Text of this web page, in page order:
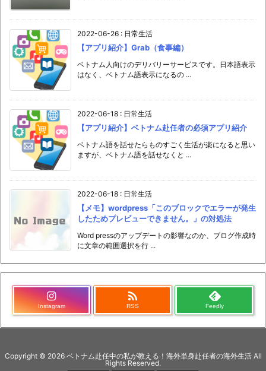
2022-06-26 : 日常生活
【アプリ紹介】Grab（食事編）
ベトナム人向けのデリバリーサービスです。日本語表示
はなく、ベトナム語表示になるの ...
2022-06-18 : 日常生活
【アプリ紹介】ベトナム赴任者の必須アプリ紹介
ベトナム語を話せたらものすごく生活が楽になると思い
ますが、ベトナム語を話せなくと ...
2022-06-18 : 日常生活
【メモ】wordpress「このブロックでエラーが発生
したためプレビューできません。」の対処法
Word pressのアップデートの影響なのか、ブログ作成時
に文章の範囲選択を行 ...
Instagram

RSS Feedly
Copyright © 2026 ベトナム赴任中の私が教える！海外単身赴任者の海外生活All
Rights Reserved.